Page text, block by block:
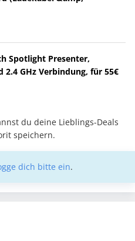
Spotlight Presenter,
2.4 GHz Verbindung, für 55€
du deine Lieblings-Deals
speichern.
dich bitte ein.